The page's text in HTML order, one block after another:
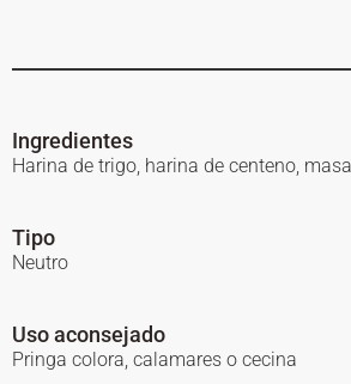
Ingredientes
Harina de trigo, harina de centeno,
Tipo
Neutro
Uso aconsejado
Pringa colora, calamares o cecina